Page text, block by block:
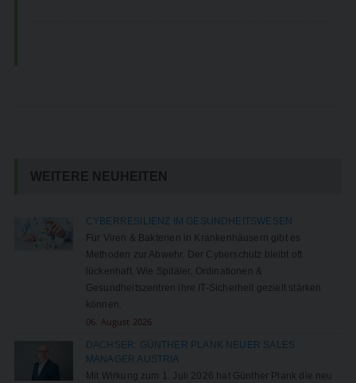
WEITERE NEUHEITEN
CYBERRESILIENZ IM GESUNDHEITSWESEN
Für Viren & Bakterien in Krankenhäusern gibt es
Methoden zur Abwehr. Der Cyberschutz bleibt oft
lückenhaft. Wie Spitäler, Ordinationen &
Gesundheitszentren ihre IT-Sicherheit gezielt stärken
können.
06. August 2026
DACHSER: GÜNTHER PLANK NEUER SALES
MANAGER AUSTRIA
Mit Wirkung zum 1. Juli 2026 hat Günther Plank die neu